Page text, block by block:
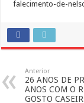
falecimento-de-
Anterior
26 ANOS DE
ANOS COM O
GOSTO